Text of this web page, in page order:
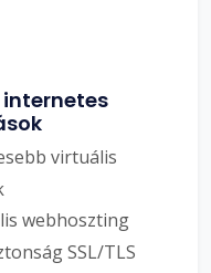
internetes
virtuális
webhoszting
SSL/TLS